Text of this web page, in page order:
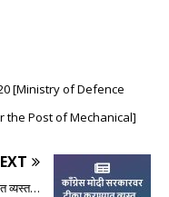
[Ministry of Defence
the Post of Mechanical]
व्यस्त…